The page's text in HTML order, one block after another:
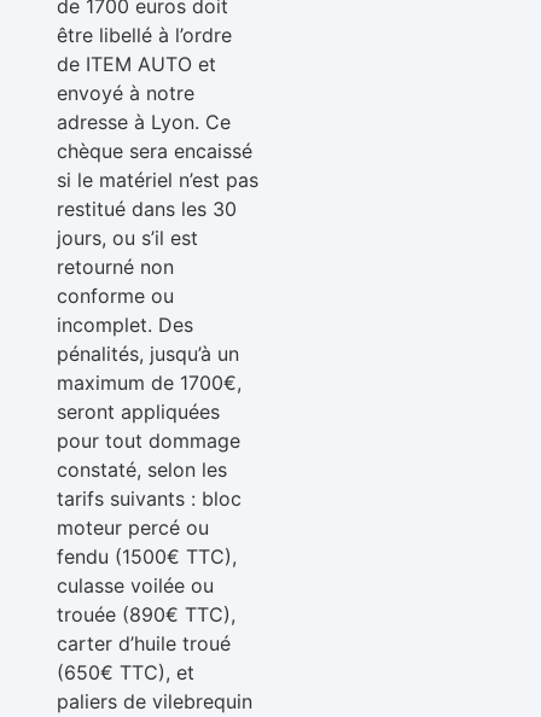
de 1700 euros doit
être libellé à l’ordre
de ITEM AUTO et
envoyé à notre
adresse à Lyon. Ce
chèque sera encaissé
si le matériel n’est pas
restitué dans les 30
jours, ou s’il est
retourné non
conforme ou
incomplet. Des
pénalités, jusqu’à un
maximum de 1700€,
seront appliquées
pour tout dommage
constaté, selon les
tarifs suivants : bloc
moteur percé ou
fendu (1500€ TTC),
culasse voilée ou
trouée (890€ TTC),
carter d’huile troué
(650€ TTC), et
paliers de vilebrequin